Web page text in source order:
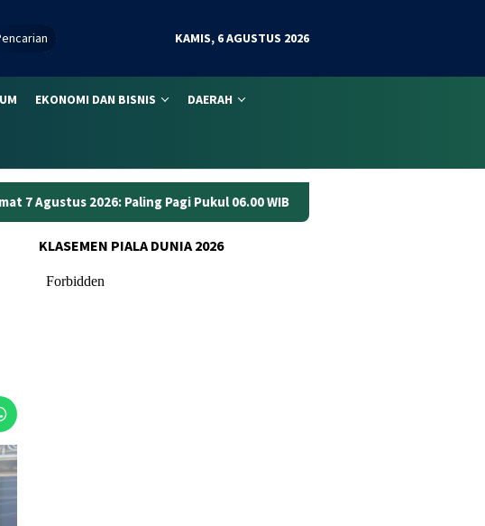
KAMIS, 6 AGUSTUS 2026
EKONOMI DAN BISNIS DAERAH
Pukul 06.00 WIB Anggaran Jalan Jambi Rp70 Miliar Dinilai Belum
KLASEMEN PIALA DUNIA 2026